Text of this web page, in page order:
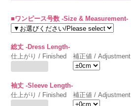
■ワンピース号数 -Size & Measurement-
総丈 -Dress Length-
仕上がり / Finished
補正値 / Adjustment
袖丈 -Sleeve Length-
仕上がり / Finished
補正値 / Adjustment